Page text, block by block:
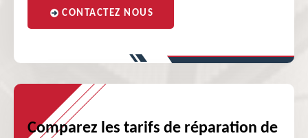
CONTACTEZ NOUS
Comparez les tarifs de réparation de